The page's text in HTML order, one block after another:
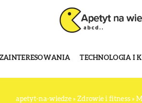
TECHNOLOGIA I
apetyt-na-wiedze » Zdrowie i fitness »